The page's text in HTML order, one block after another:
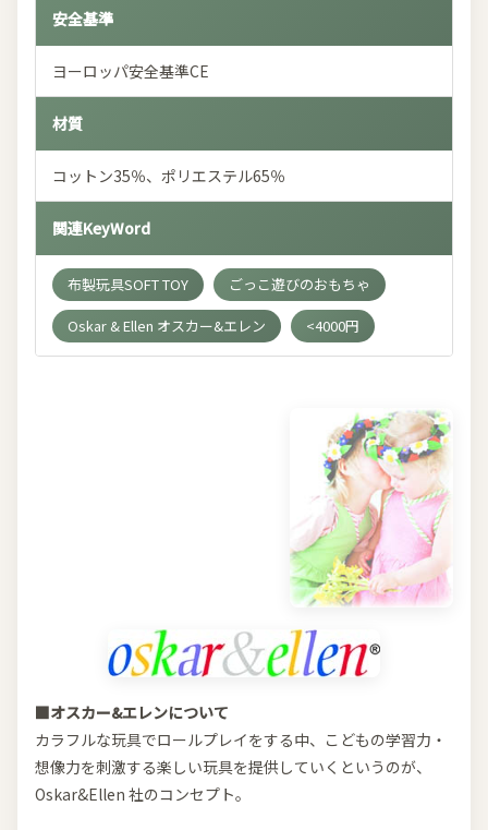
安全基準
ヨーロッパ安全基準CE
材質
コットン35％、ポリエステル65％
関連KeyWord
布製玩具SOFT TOY
ごっこ遊びのおもちゃ
Oskar & Ellen オスカー&エレン
<4000円
■オスカー&エレンについて
カラフルな玩具でロールプレイをする中、こどもの学習力・
想像力を刺激する楽しい玩具を提供していくというのが、
Oskar&Ellen 社のコンセプト。